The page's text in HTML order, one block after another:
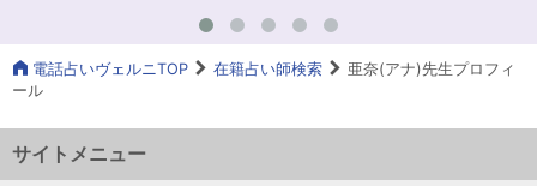
電話占いヴェルニTOP 在籍占い師検索
亜奈(アナ)先生プロフィ
ール
サイトメニュー